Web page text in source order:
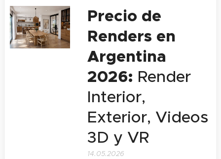
indispensable
para
arquitectos,
constructoras,
últimos años,
impulsado por
la necesidad de
acceder a una
vivienda
funcional,
accesible y
eficienteen un
contexto de
inflación
constante y
entre quienes
buscan una
o una
inmobiliaria
construir una
casa desde
Precio de
Renders en
Argentina
2026: Render
Interior,
Exterior, Videos
3D y VR
14.05.2026